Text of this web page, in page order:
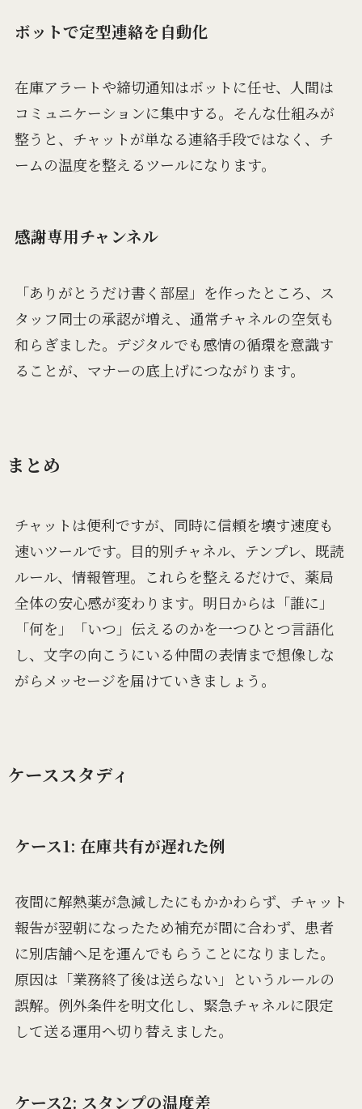
ボットで定型連絡を自動化
在庫アラートや締切通知はボットに任せ、人間は
コミュニケーションに集中する。そんな仕組みが
整うと、チャットが単なる連絡手段ではなく、チ
ームの温度を整えるツールになります。
感謝専用チャンネル
「ありがとうだけ書く部屋」を作ったところ、ス
タッフ同士の承認が増え、通常チャネルの空気も
和らぎました。デジタルでも感情の循環を意識す
ることが、マナーの底上げにつながります。
まとめ
チャットは便利ですが、同時に信頼を壊す速度も
速いツールです。目的別チャネル、テンプレ、既読
ルール、情報管理。これらを整えるだけで、薬局
全体の安心感が変わります。明日からは「誰に」
「何を」「いつ」伝えるのかを一つひとつ言語化
し、文字の向こうにいる仲間の表情まで想像しな
がらメッセージを届けていきましょう。
ケーススタディ
ケース1: 在庫共有が遅れた例
夜間に解熱薬が急減したにもかかわらず、チャット
報告が翌朝になったため補充が間に合わず、患者
に別店舗へ足を運んでもらうことになりました。
原因は「業務終了後は送らない」というルールの
誤解。例外条件を明文化し、緊急チャネルに限定
して送る運用へ切り替えました。
ケース2: スタンプの温度差